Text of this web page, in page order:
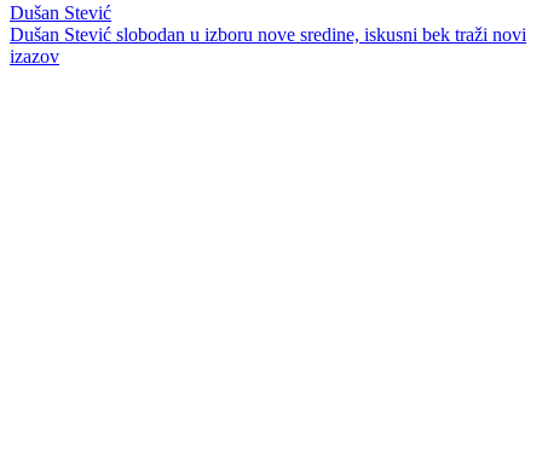
Dušan Stević
Dušan Stević slobodan u izboru nove sredine, iskusni bek traži novi
izazov